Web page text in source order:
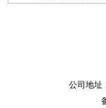
公司地址